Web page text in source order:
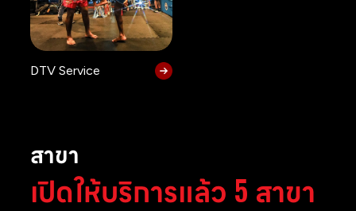
DTV Service
สาขา
เปิดให้บริการแล้ว 5 สาขา